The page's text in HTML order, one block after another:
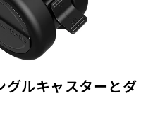
グルキャスターとダ